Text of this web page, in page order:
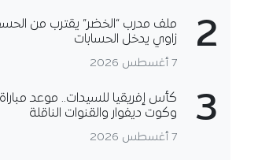
2
ملف مدرب “الخضر” يقترب من
زاوي يدخل الحسابات
7 أغسطس 2026
3
كأس إفريقيا للسيدات.. موعد مباراة
وكوت ديفوار والقنوات الناقلة
7 أغسطس 2026